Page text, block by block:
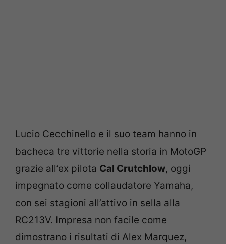
Lucio Cecchinello e il suo team hanno in
bacheca tre vittorie nella storia in MotoGP
grazie all’ex pilota Cal Crutchlow, oggi
impegnato come collaudatore Yamaha,
con sei stagioni all’attivo in sella alla
RC213V. Impresa non facile come
dimostrano i risultati di Alex Marquez,